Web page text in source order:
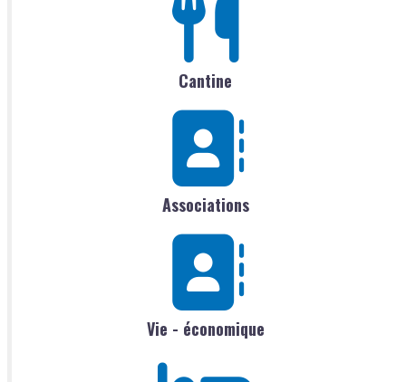
Cantine
Associations
Vie - économique